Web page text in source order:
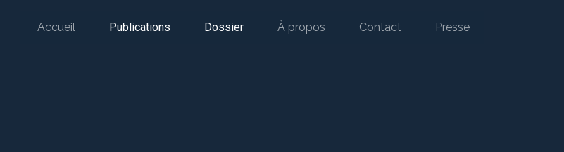
Accueil Publications Dossier À propos Contact Presse